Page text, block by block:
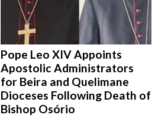
Pope Leo XIV Appoints
Apostolic Administrators
for Beira and Quelimane
Dioceses Following Death of
Bishop Osório